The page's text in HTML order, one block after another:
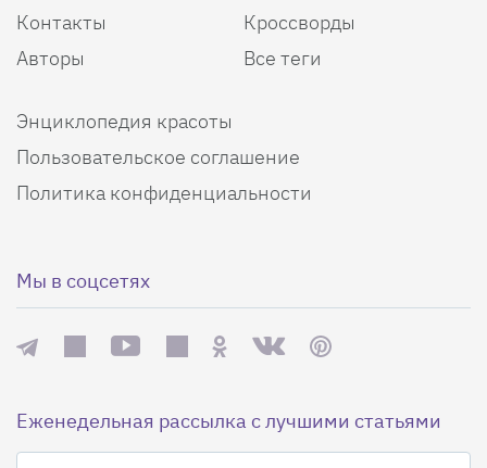
Контакты
Авторы
Кроссворды
Все теги
Энциклопедия красоты
Пользовательское соглашение
Политика конфиденциальности
Мы в соцсетях
Еженедельная рассылка с лучшими статьями